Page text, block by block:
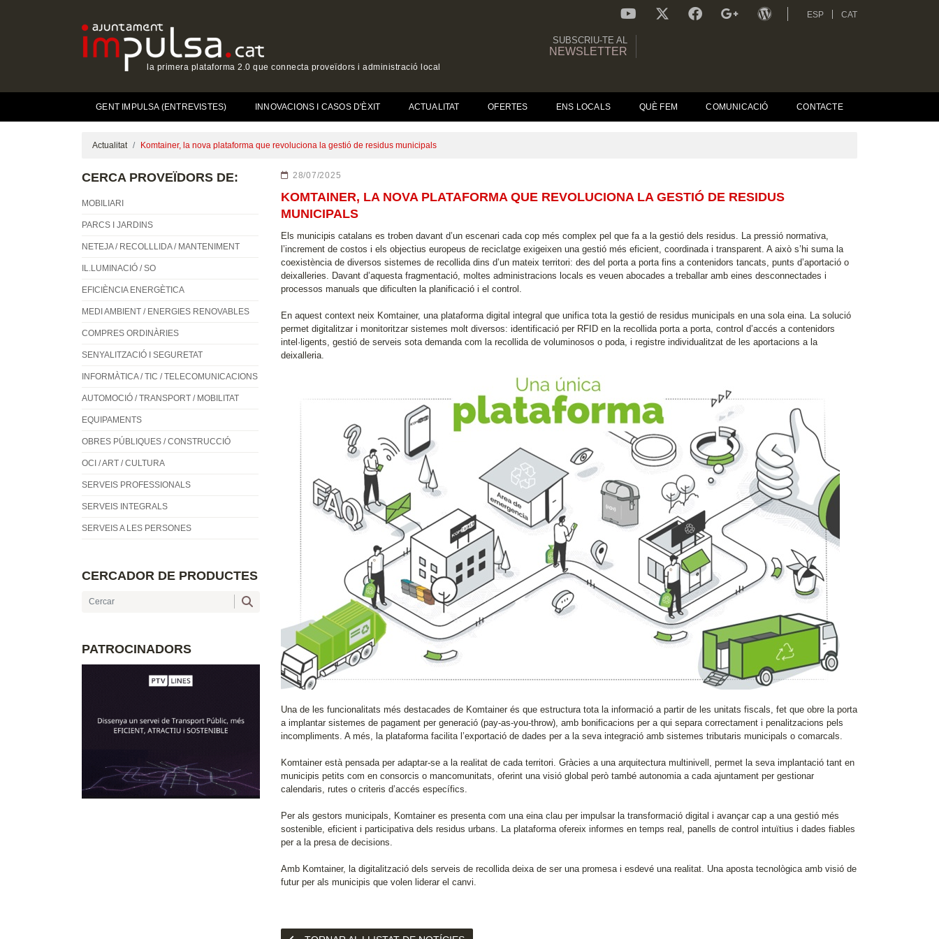
la primera plataforma 2.0 que connecta proveïdors i administració local
ESP CAT
SUBSCRIU-TE AL
NEWSLETTER
GENT IMPULSA (ENTREVISTES) INNOVACIONS I CASOS D'ÈXIT ACTUALITAT(CURRENT)OFERTES ENS LOCALS QUÈ FEM COMUNICACIÓ CONTACTE
Actualitat Komtainer, la nova plataforma que revoluciona la gestió de residus municipals
CERCA PROVEÏDORS DE:
MOBILIARI
PARCS I JARDINS
NETEJA / RECOLLLIDA / MANTENIMENT
IL.LUMINACIÓ / SO
EFICIÈNCIA ENERGÈTICA
MEDI AMBIENT / ENERGIES RENOVABLES
COMPRES ORDINÀRIES
SENYALITZACIÓ I SEGURETAT
INFORMÀTICA / TIC / TELECOMUNICACIONS
AUTOMOCIÓ / TRANSPORT / MOBILITAT
EQUIPAMENTS
OBRES PÚBLIQUES / CONSTRUCCIÓ
OCI / ART / CULTURA
SERVEIS PROFESSIONALS
SERVEIS INTEGRALS
SERVEIS A LES PERSONES
CERCADOR DE PRODUCTES
PATROCINADORS
28/07/2025
KOMTAINER, LA NOVA PLATAFORMA QUE REVOLUCIONA LA GESTIÓ DE RESIDUS
MUNICIPALS
Els municipis catalans es troben davant d’un escenari cada cop més complex pel que fa a la gestió dels residus. La pressió normativa,
l’increment de costos i els objectius europeus de reciclatge exigeixen una gestió més eficient, coordinada i transparent. A això s’hi suma la
coexistència de diversos sistemes de recollida dins d’un mateix territori: des del porta a porta fins a contenidors tancats, punts d’aportació o
deixalleries. Davant d’aquesta fragmentació, moltes administracions locals es veuen abocades a treballar amb eines desconnectades i
processos manuals que dificulten la planificació i el control.
En aquest context neix Komtainer, una plataforma digital integral que unifica tota la gestió de residus municipals en una sola eina. La solució
permet digitalitzar i monitoritzar sistemes molt diversos: identificació per RFID en la recollida porta a porta, control d’accés a contenidors
intel·ligents, gestió de serveis sota demanda com la recollida de voluminosos o poda, i registre individualitzat de les aportacions a la
deixalleria.
Una de les funcionalitats més destacades de Komtainer és que estructura tota la informació a partir de les unitats fiscals, fet que obre la porta
a implantar sistemes de pagament per generació (pay-as-you-throw), amb bonificacions per a qui separa correctament i penalitzacions pels
incompliments. A més, la plataforma facilita l’exportació de dades per a la seva integració amb sistemes tributaris municipals o comarcals.
Komtainer està pensada per adaptar-se a la realitat de cada territori. Gràcies a una arquitectura multinivell, permet la seva implantació tant en
municipis petits com en consorcis o mancomunitats, oferint una visió global però també autonomia a cada ajuntament per gestionar
calendaris, rutes o criteris d’accés específics.
Per als gestors municipals, Komtainer es presenta com una eina clau per impulsar la transformació digital i avançar cap a una gestió més
sostenible, eficient i participativa dels residus urbans. La plataforma ofereix informes en temps real, panells de control intuïtius i dades fiables
per a la presa de decisions.
Amb Komtainer, la digitalització dels serveis de recollida deixa de ser una promesa i esdevé una realitat. Una aposta tecnològica amb visió de
futur per als municipis que volen liderar el canvi.